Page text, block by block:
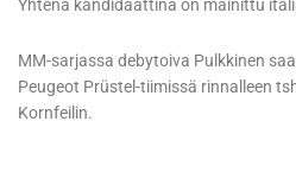
Yhtenä kandidaattina on mainittu
MM-sarjassa debytoiva Pulkkinen
Peugeot Prüstel-tiimissä rinnalleen
Kornfeilin.